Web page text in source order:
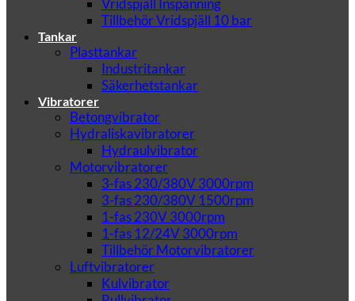
Vridspjäll Inspänning
Tillbehör Vridspjäll 10 bar
Tankar
Plasttankar
Industritankar
Säkerhetstankar
Vibratorer
Betongvibrator
Hydraliskavibratorer
Hydraulvibrator
Motorvibratorer
3-fas 230/380V 3000rpm
3-fas 230/380V 1500rpm
1-fas 230V 3000rpm
1-fas 12/24V 3000rpm
Tillbehör Motorvibratorer
Luftvibratorer
Kulvibrator